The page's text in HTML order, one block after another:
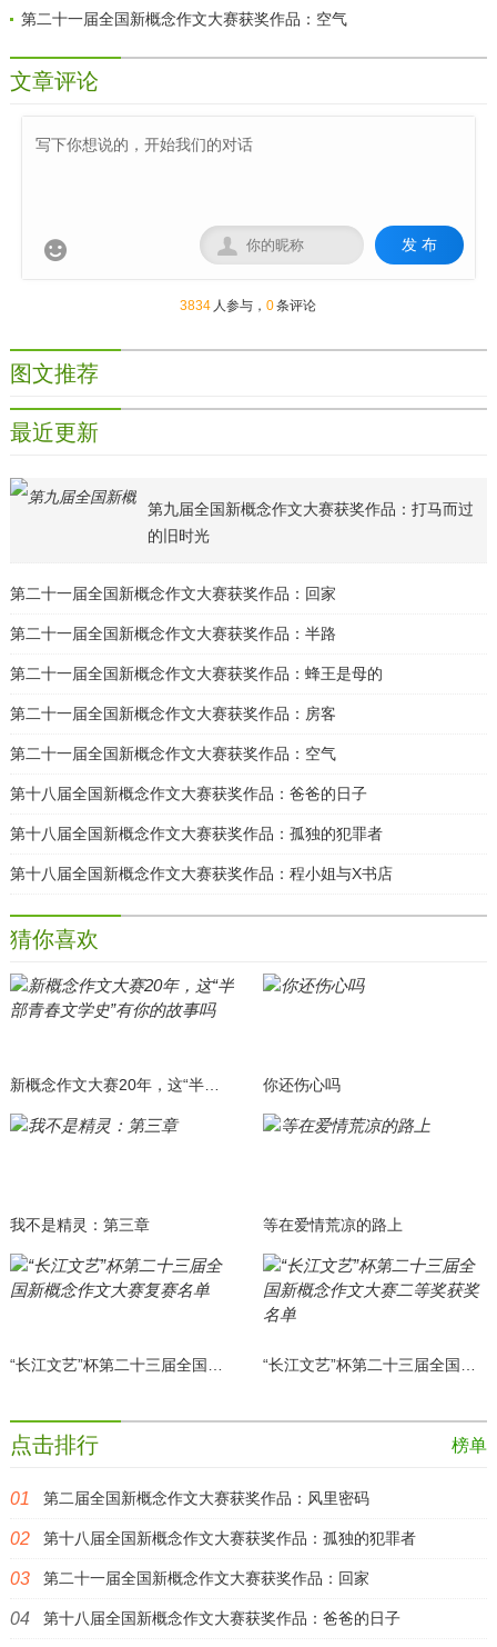
第二十一届全国新概念作文大赛获奖作品：空气
文章评论
 发 布

3834 人参与，0条评论
图文推荐
最近更新
第九届全国新概念作文大赛获奖作品：打马而过
的旧时光
第二十一届全国新概念作文大赛获奖作品：回家
第二十一届全国新概念作文大赛获奖作品：半路
第二十一届全国新概念作文大赛获奖作品：蜂王是母的
第二十一届全国新概念作文大赛获奖作品：房客
第二十一届全国新概念作文大赛获奖作品：空气
第十八届全国新概念作文大赛获奖作品：爸爸的日子
第十八届全国新概念作文大赛获奖作品：孤独的犯罪者
第十八届全国新概念作文大赛获奖作品：程小姐与X书店
猜你喜欢
新概念作文大赛20年，这“半部青春文学史”有你的故事吗 你还伤心吗
我不是精灵：第三章 等在爱情荒凉的路上
榜单
点击排行
第二届全国新概念作文大赛获奖作品：风里密码
第十八届全国新概念作文大赛获奖作品：孤独的犯罪者
第二十一届全国新概念作文大赛获奖作品：回家
第十八届全国新概念作文大赛获奖作品：爸爸的日子